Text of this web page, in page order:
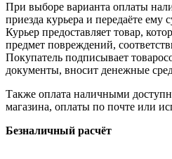
При выборе варианта оплаты
приезда курьера и передаёте ему
Курьер предоставляет товар,
предмет повреждений,
Покупатель подписывает
документы, вносит денежные
Также оплата наличными
магазина, оплаты по почте или
Безналичный расчёт